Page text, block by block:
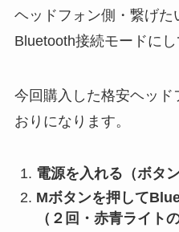
ヘッドフォン側・繋げた
Bluetooth接続モードにし
今回購入した格安ヘッド
おりになります。
電源を入れる（ボタ
Mボタンを押して
（２回・赤青ライト